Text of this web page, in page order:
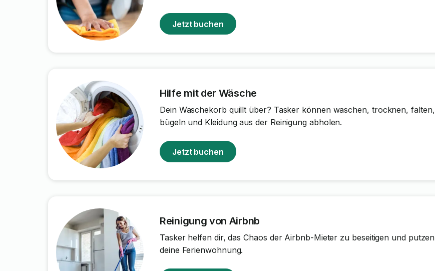
Jetzt buchen
Hilfe mit der Wäsche
Dein Wäschekorb quillt über? Tasker können waschen, trocknen, falten,
bügeln und Kleidung aus der Reinigung abholen.
Jetzt buchen
Reinigung von Airbnb
Tasker helfen dir, das Chaos der Airbnb-Mieter zu beseitigen und putzen
deine Ferienwohnung.